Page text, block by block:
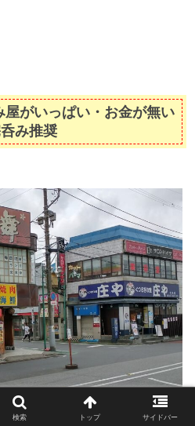
がいっぱい・お金が無い
み推奨
検索 トップ サイドバー